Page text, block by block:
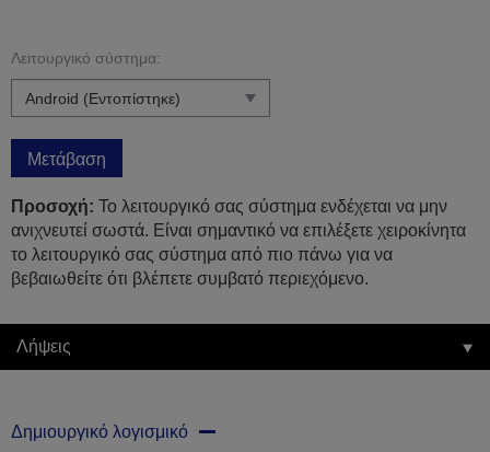
Λειτουργικό σύστημα:
Μετάβαση
Προσοχή: Το λειτουργικό σας σύστημα ενδέχεται να μην
ανιχνευτεί σωστά. Είναι σημαντικό να επιλέξετε χειροκίνητα
το λειτουργικό σας σύστημα από πιο πάνω για να
βεβαιωθείτε ότι βλέπετε συμβατό περιεχόμενο.
Λήψεις
Δημιουργικό λογισμικό